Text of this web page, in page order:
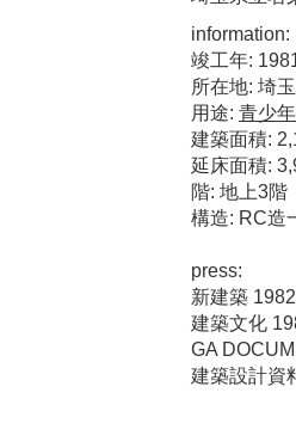
information:
竣工年:
所在地: 埼
用途: 青少
建築面積:
延床面積:
階: 地上3階
構造: RC造
press:
新建築
建築文化
GA
建築設計資